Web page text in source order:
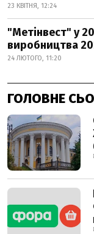
23 КВІТНЯ, 12:24
"Метінвест" у
виробництва
24 ЛЮТОГО, 11:20
ГОЛОВНЕ